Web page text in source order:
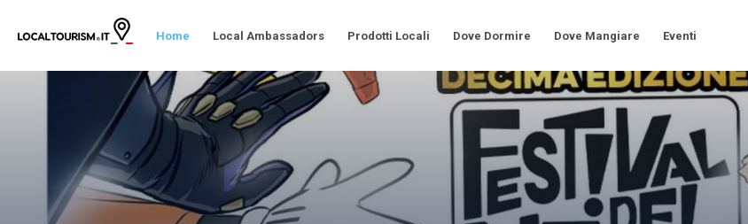
Home Local Ambassadors Prodotti Locali Dove Dormire Dove Mangiare Eventi